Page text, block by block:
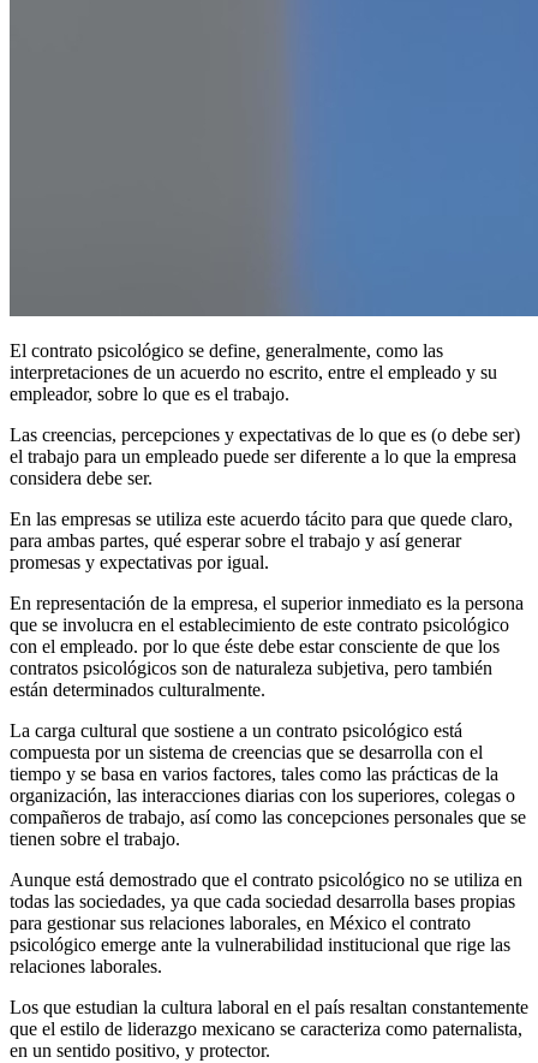
El contrato psicológico se define, generalmente, como las
interpretaciones de un acuerdo no escrito, entre el empleado y su
empleador, sobre lo que es el trabajo.
Las creencias, percepciones y expectativas de lo que es (o debe ser)
el trabajo para un empleado puede ser diferente a lo que la empresa
considera debe ser.
En las empresas se utiliza este acuerdo tácito para que quede claro,
para ambas partes, qué esperar sobre el trabajo y así generar
promesas y expectativas por igual.
En representación de la empresa, el superior inmediato es la persona
que se involucra en el establecimiento de este contrato psicológico
con el empleado. por lo que éste debe estar consciente de que los
contratos psicológicos son de naturaleza subjetiva, pero también
están determinados culturalmente.
La carga cultural que sostiene a un contrato psicológico está
compuesta por un sistema de creencias que se desarrolla con el
tiempo y se basa en varios factores, tales como las prácticas de la
organización, las interacciones diarias con los superiores, colegas o
compañeros de trabajo, así como las concepciones personales que se
tienen sobre el trabajo.
Aunque está demostrado que el contrato psicológico no se utiliza en
todas las sociedades, ya que cada sociedad desarrolla bases propias
para gestionar sus relaciones laborales, en México el contrato
psicológico emerge ante la vulnerabilidad institucional que rige las
relaciones laborales.
Los que estudian la cultura laboral en el país resaltan constantemente
que el estilo de liderazgo mexicano se caracteriza como paternalista,
en un sentido positivo, y protector.